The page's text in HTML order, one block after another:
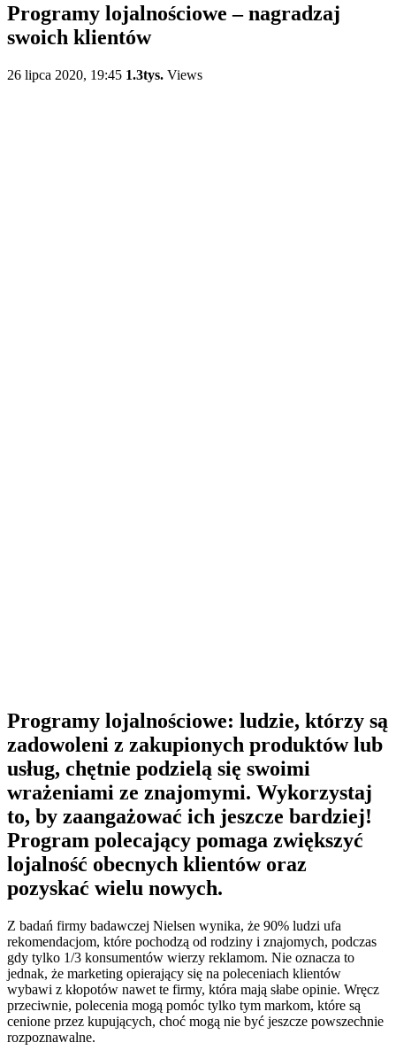
Programy lojalnościowe – nagradzaj
swoich klientów
26 lipca 2020, 19:45 1.3tys. Views
Programy lojalnościowe: ludzie, którzy są
zadowoleni z zakupionych produktów lub
usług, chętnie podzielą się swoimi
wrażeniami ze znajomymi. Wykorzystaj
to, by zaangażować ich jeszcze bardziej!
Program polecający pomaga zwiększyć
lojalność obecnych klientów oraz
pozyskać wielu nowych.
Z badań firmy badawczej Nielsen wynika, że 90% ludzi ufa
rekomendacjom, które pochodzą od rodziny i znajomych, podczas
gdy tylko 1/3 konsumentów wierzy reklamom. Nie oznacza to
jednak, że marketing opierający się na poleceniach klientów
wybawi z kłopotów nawet te firmy, która mają słabe opinie. Wręcz
przeciwnie, polecenia mogą pomóc tylko tym markom, które są
cenione przez kupujących, choć mogą nie być jeszcze powszechnie
rozpoznawalne.